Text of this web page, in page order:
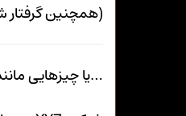
(همچنین گرفتار
…یا چیزهایی